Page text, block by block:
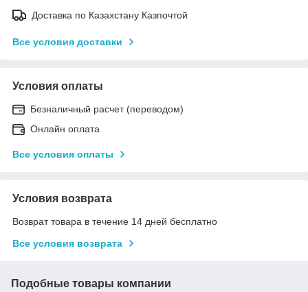
Доставка по Казахстану Казпочтой
Все условия доставки
Условия оплаты
Безналичный расчет (переводом)
Онлайн оплата
Все условия оплаты
Условия возврата
Возврат товара в течение 14 дней бесплатно
Все условия возврата
Подобные товары компании